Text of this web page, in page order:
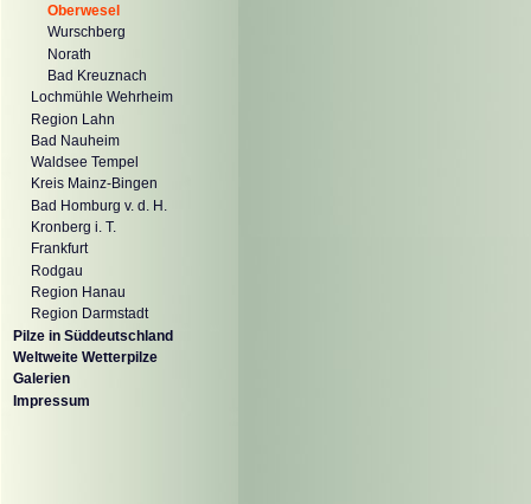
Oberwesel
Wurschberg
Norath
Bad Kreuznach
Lochmühle Wehrheim
Region Lahn
Bad Nauheim
Waldsee Tempel
Kreis Mainz-Bingen
Bad Homburg v. d. H.
Kronberg i. T.
Frankfurt
Rodgau
Region Hanau
Region Darmstadt
Pilze in Süddeutschland
Weltweite Wetterpilze
Galerien
Impressum